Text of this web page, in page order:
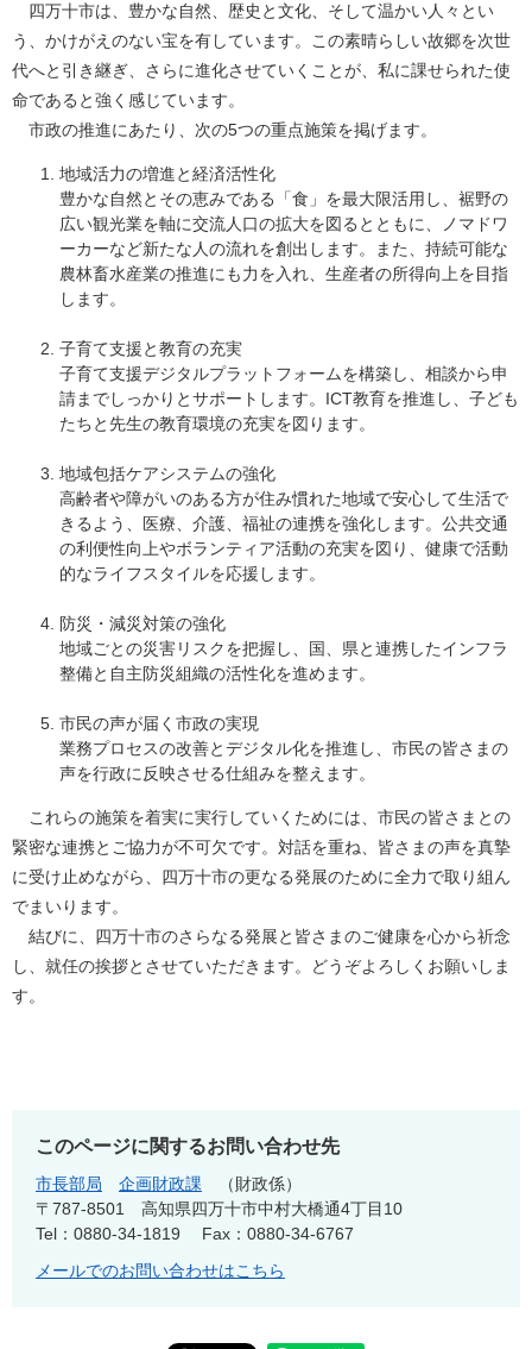
四万十市は、豊かな自然、歴史と文化、そして温かい人々とい
う、かけがえのない宝を有しています。この素晴らしい故郷を次世
代へと引き継ぎ、さらに進化させていくことが、私に課せられた使
命であると強く感じています。
市政の推進にあたり、次の5つの重点施策を掲げます。
地域活力の増進と経済活性化
豊かな自然とその恵みである「食」を最大限活用し、裾野の
広い観光業を軸に交流人口の拡大を図るとともに、ノマドワ
ーカーなど新たな人の流れを創出します。また、持続可能な
農林畜水産業の推進にも力を入れ、生産者の所得向上を目指
します。
子育て支援と教育の充実
子育て支援デジタルプラットフォームを構築し、相談から申
請までしっかりとサポートします。ICT教育を推進し、子ども
たちと先生の教育環境の充実を図ります。
地域包括ケアシステムの強化
高齢者や障がいのある方が住み慣れた地域で安心して生活で
きるよう、医療、介護、福祉の連携を強化します。公共交通
の利便性向上やボランティア活動の充実を図り、健康で活動
的なライフスタイルを応援します。
防災・減災対策の強化
地域ごとの災害リスクを把握し、国、県と連携したインフラ
整備と自主防災組織の活性化を進めます。
市民の声が届く市政の実現
業務プロセスの改善とデジタル化を推進し、市民の皆さまの
声を行政に反映させる仕組みを整えます。
これらの施策を着実に実行していくためには、市民の皆さまとの
緊密な連携とご協力が不可欠です。対話を重ね、皆さまの声を真摯
に受け止めながら、四万十市の更なる発展のために全力で取り組ん
でまいります。
結びに、四万十市のさらなる発展と皆さまのご健康を心から祈念
し、就任の挨拶とさせていただきます。どうぞよろしくお願いしま
す。
このページに関するお問い合わせ先
市長部局 企画財政課
財政係
〒787-8501
高知県四万十市中村大橋通4丁目10
Tel：0880-34-1819
Fax：0880-34-6767
メールでのお問い合わせはこちら